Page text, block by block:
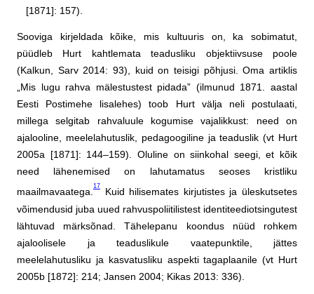
[1871]: 157).
Sooviga kirjeldada kõike, mis kultuuris on, ka sobimatut,
püüdleb Hurt kahtlemata teadusliku objektiivsuse poole
(Kalkun, Sarv 2014: 93), kuid on teisigi põhjusi. Oma artiklis
„Mis lugu rahva mälestustest pidada” (ilmunud 1871. aastal
Eesti Postimehe lisalehes) toob Hurt välja neli postulaati,
millega selgitab rahvaluule kogumise vajalikkust: need on
ajalooline, meelelahutuslik, pedagoogiline ja teaduslik (vt Hurt
2005a [1871]: 144–159). Oluline on siinkohal seegi, et kõik
need lähenemised on lahutamatus seoses kristliku
maailmavaatega.
17
Kuid hilisemates kirjutistes ja üleskutsetes
võimendusid juba uued rahvuspoliitilistest identiteediotsingutest
lähtuvad märksõnad. Tähelepanu koondus nüüd rohkem
ajaloolisele ja teaduslikule vaatepunktile, jättes
meelelahutusliku ja kasvatusliku aspekti tagaplaanile (vt Hurt
2005b [1872]: 214; Jansen 2004; Kikas 2013: 336).